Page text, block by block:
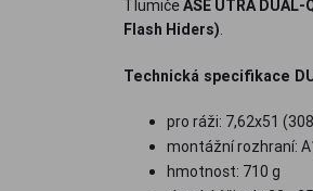
TlumičeASE UTRA DUAL-
Flash Hiders).
Technická specifikace
pro ráži: 7,62x51
montážní rozhraní:
hmotnost: 710 g